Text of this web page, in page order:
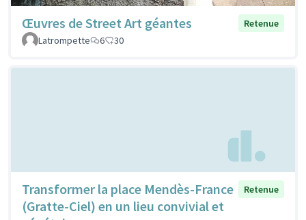
Œuvres de Street Art géantes
Retenue
Latrompette
6 30
Transformer la place Mendès-France
(Gratte-Ciel) en un lieu convivial et
Retenue